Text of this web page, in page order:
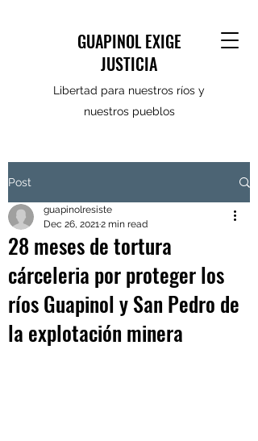
GUAPINOL EXIGE
JUSTICIA
Libertad para nuestros ríos y
nuestros pueblos
Post
28 meses de tortura
cárceleria por proteger los
ríos Guapinol y San Pedro de
la explotación minera
guapinolresiste
Dec 26, 20212 min read